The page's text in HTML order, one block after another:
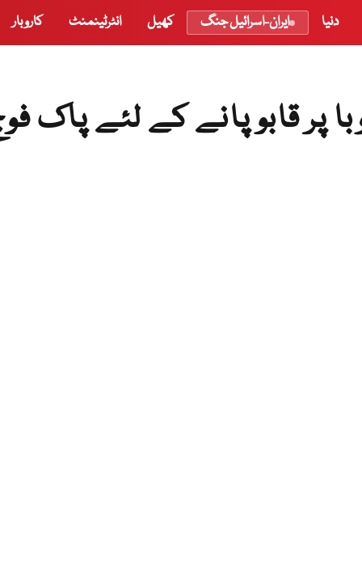
دنیا ایران-اسرائیل جنگ کھیل انٹرٹینمنٹ کاروبار
پر قابو پانے کے لئے پاک